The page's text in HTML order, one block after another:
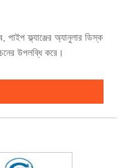
পাইপ ফ্ল্যাঞ্জের অ্যানুলার ডিস্ক
উপলব্ধি করে।